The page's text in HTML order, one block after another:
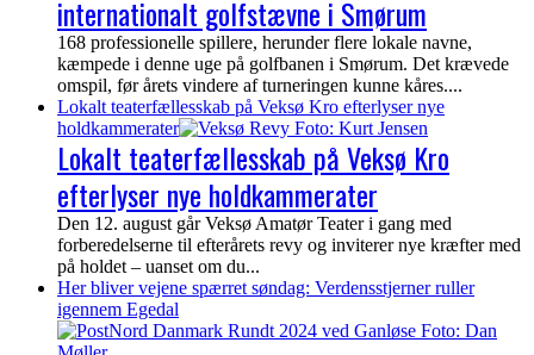
internationalt golfstævne i Smørum
168 professionelle spillere, herunder flere lokale navne,
kæmpede i denne uge på golfbanen i Smørum. Det krævede
omspil, før årets vindere af turneringen kunne kåres....
Lokalt teaterfællesskab på Veksø Kro efterlyser nye
holdkammerater
Lokalt teaterfællesskab på Veksø Kro
efterlyser nye holdkammerater
Den 12. august går Veksø Amatør Teater i gang med
forberedelserne til efterårets revy og inviterer nye kræfter med
på holdet – uanset om du...
Her bliver vejene spærret søndag: Verdensstjerner ruller
igennem Egedal